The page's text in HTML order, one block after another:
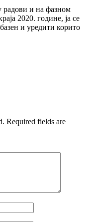
радови и на фазном
2020. године, ја се
и уредити корито
Required fields are